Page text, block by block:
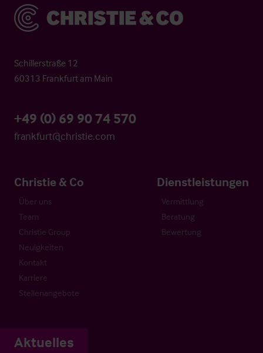
Christie & Co
Schillerstraße 12
60313 Frankfurt am Main
+49 (0) 69 90 74 570
frankfurt@christie.com
Christie & Co
Über uns
Team
Christie Group
Neuigkeiten
Kontakt
Karriere
Stellenangebote
Dienstleistungen
Vermittlung
Beratung
Bewertung
Aktuelles